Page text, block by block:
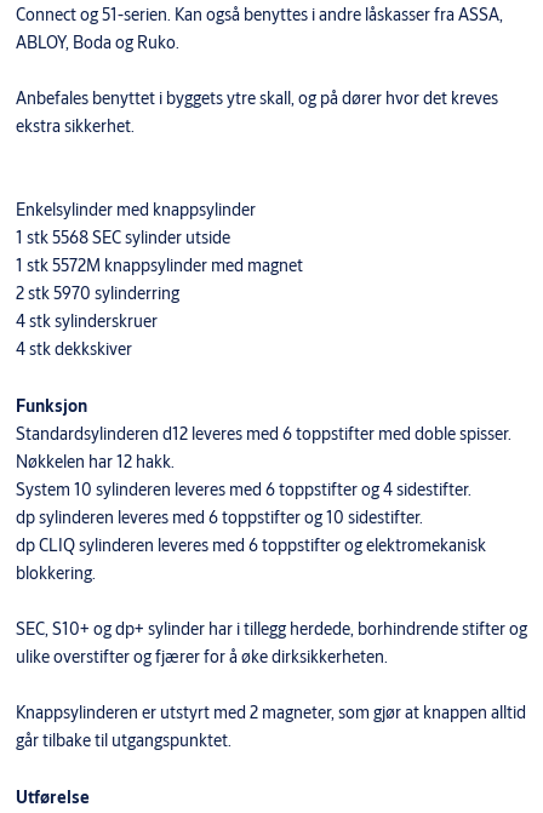
Connect og 51-serien. Kan også benyttes i andre låskasser fra ASSA,
ABLOY, Boda og Ruko.
Anbefales benyttet i byggets ytre skall, og på dører hvor det kreves
ekstra sikkerhet.
Enkelsylinder med knappsylinder
1 stk 5568 SEC sylinder utside
1 stk 5572M knappsylinder med magnet
2 stk 5970 sylinderring
4 stk sylinderskruer
4 stk dekkskiver
Funksjon
Standardsylinderen d12 leveres med 6 toppstifter med doble spisser.
Nøkkelen har 12 hakk.
System 10 sylinderen leveres med 6 toppstifter og 4 sidestifter.
dp sylinderen leveres med 6 toppstifter og 10 sidestifter.
dp CLIQ sylinderen leveres med 6 toppstifter og elektromekanisk
blokkering.
SEC, S10+ og dp+ sylinder har i tillegg herdede, borhindrende stifter og
ulike overstifter og fjærer for å øke dirksikkerheten.
Knappsylinderen er utstyrt med 2 magneter, som gjør at knappen alltid
går tilbake til utgangspunktet.
Utførelse